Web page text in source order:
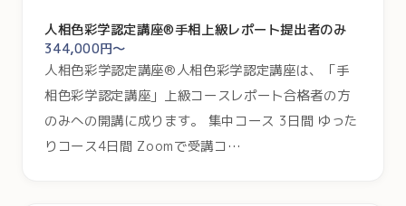
人相色彩学認定講座®手相上級レポート提出者のみ
344,000円～
人相色彩学認定講座®人相色彩学認定講座は、「手
相色彩学認定講座」上級コースレポート合格者の方
のみへの開講に成ります。 集中コース 3日間 ゆった
りコース4日間 Zoomで受講コ…